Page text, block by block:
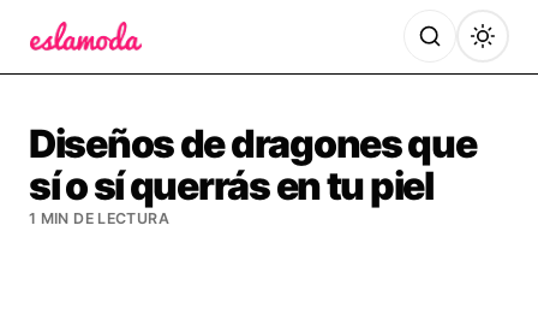
Diseños de dragones que
sí o sí querrás en tu piel
1 MIN DE LECTURA